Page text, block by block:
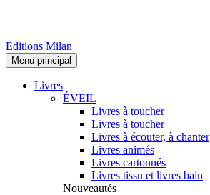
Editions Milan
Menu principal
Livres
ÉVEIL
Livres à toucher
Livres à toucher
Livres à écouter, à chanter
Livres animés
Livres cartonnés
Livres tissu et livres bain
Nouveautés